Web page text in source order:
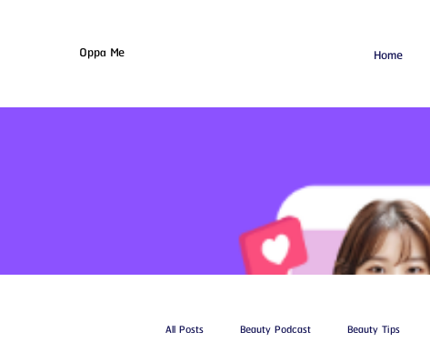
Home
Oppa Me
All Posts Beauty Podcast Beauty Tips